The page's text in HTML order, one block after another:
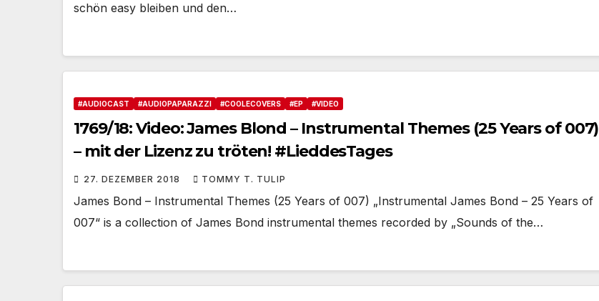
schön easy bleiben und den…
#AUDIOCAST #AUDIOPAPARAZZI #COOLECOVERS #EP #VIDEO
1769/18: Video: James Blond – Instrumental Themes (25 Years of 007)
– mit der Lizenz zu tröten! #LieddesTages
27. DEZEMBER 2018 TOMMY T. TULIP
James Bond – Instrumental Themes (25 Years of 007) „Instrumental James Bond – 25 Years of
007“ is a collection of James Bond instrumental themes recorded by „Sounds of the…